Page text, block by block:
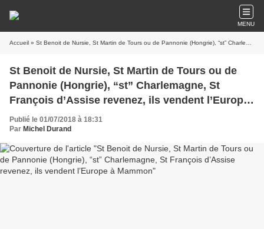
MENU
Accueil » St Benoit de Nursie, St Martin de Tours ou de Pannonie (Hongrie), “st” Charlemagne, St François d’Assise revenez, ils vendent l’Europe à Mammon
St Benoit de Nursie, St Martin de Tours ou de
Pannonie (Hongrie), “st” Charlemagne, St
François d’Assise revenez, ils vendent l’Europe
à Mammon
Publié le 01/07/2018 à 18:31
Par Michel Durand